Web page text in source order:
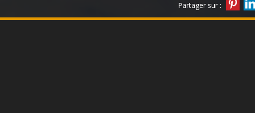
Partager sur :